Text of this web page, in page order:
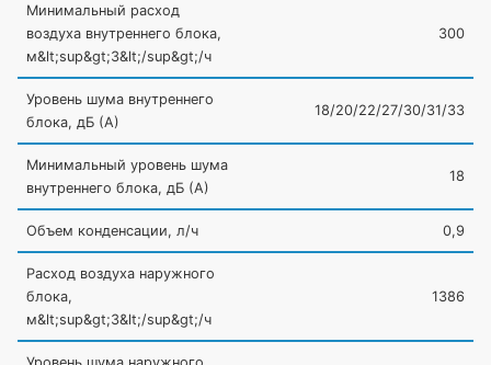
Минимальный расход
воздуха внутреннего блока,
м&lt;sup&gt;3&lt;/sup&gt;/ч
300
Уровень шума внутреннего
блока, дБ (А)
18/20/22/27/30/31/33
Минимальный уровень шума
внутреннего блока, дБ (А)
18
Объем конденсации, л/ч 0,9
Расход воздуха наружного
блока,
м&lt;sup&gt;3&lt;/sup&gt;/ч
1386